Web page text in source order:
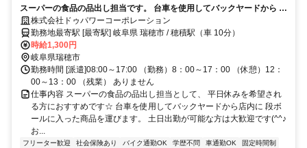
スーパーの食品の品出し担当です。 台車を使用してバックヤードから 店
内に商品を運んでいただきます。 土日出勤できる方歓迎です(^^♪ お休み
希望曜日については 相談可能です◎
株式会社ドゥパワーコーポレーション
勤務地最寄駅 [最寄駅] 岐阜県 瑞穂市 / 穂積駅（車 10分）
時給1,300円
岐阜県瑞穂市
勤務時間 [派遣]08:00～17:00 （勤務）8：00～17：00 （休憩）12：
00～13：00 （残業） ありません
仕事内容 スーパーの食品の品出し担当として、 平日休みを希望され
る方におすすめです☆ 台車を使用してバックヤードから店内に 段ボ
ールに入った商品を運びます。 土日出勤が可能な方は大歓迎です(^^♪
お...
フリーター歓迎 社会保険あり バイク通勤OK 学歴不問 車通勤OK
固定時間制